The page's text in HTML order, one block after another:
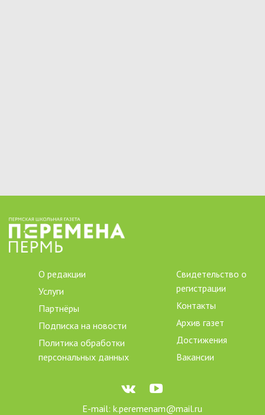
О редакции
Услуги
Партнёры
Подписка на новости
Политика обработки
персональных данных
Свидетельство о
регистрации
Контакты
Архив газет
Достижения
Вакансии
E-mail: k.peremenam@mail.ru